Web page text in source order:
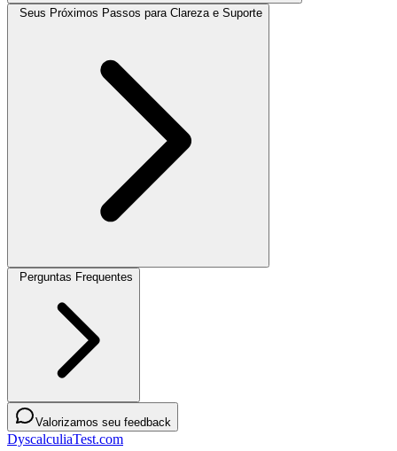
Seus Próximos Passos para Clareza e Suporte
Perguntas Frequentes
Valorizamos seu feedback
DyscalculiaTest.com